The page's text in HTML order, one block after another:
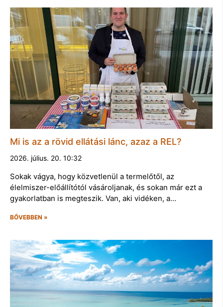
Mi is az a rövid ellátási lánc, azaz a REL?
2026. július. 20. 10:32
Sokak vágya, hogy közvetlenül a termelőtől, az
élelmiszer-előállítótól vásároljanak, és sokan már ezt a
gyakorlatban is megteszik. Van, aki vidéken, a…
BŐVEBBEN »